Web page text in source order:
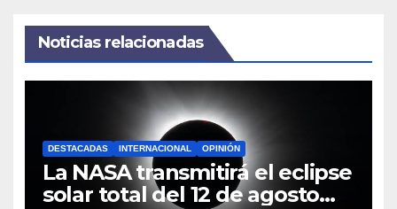
Noticias relacionadas
DESTACADAS INTERNACIONAL OPINIÓN
La NASA transmitirá el eclipse
solar total del 12 de agosto